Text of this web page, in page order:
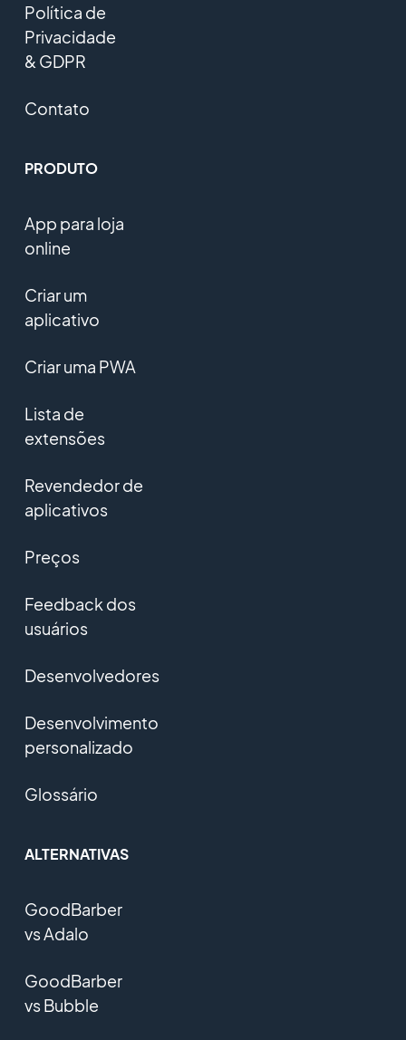
Política de
Privacidade
& GDPR
Contato
PRODUTO
App para loja
online
Criar um
aplicativo
Criar uma PWA
Lista de
extensões
Revendedor de
aplicativos
Preços
Feedback dos
usuários
Desenvolvedores
Desenvolvimento
personalizado
Glossário
ALTERNATIVAS
GoodBarber
vs Adalo
GoodBarber
vs Bubble